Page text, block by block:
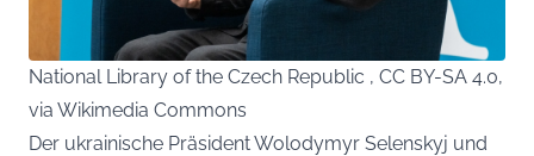
National Library of the Czech Republic , CC BY-SA 4.0,
via Wikimedia Commons
Der ukrainische Präsident Wolodymyr Selenskyj und